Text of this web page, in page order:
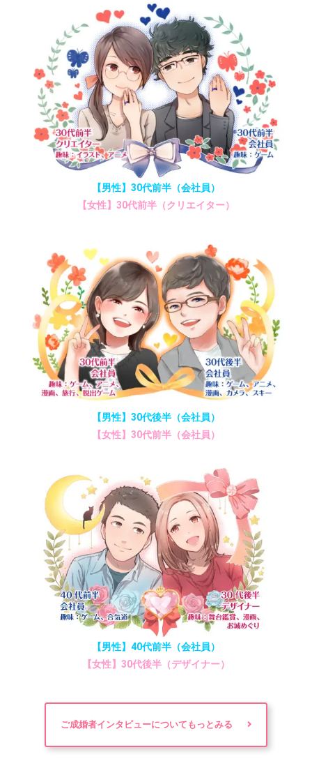
【男性】30代前半（会社員）
【女性】30代前半（クリエイター）
【男性】30代後半（会社員）
【女性】30代前半（会社員）
【男性】40代前半（会社員）
【女性】30代後半（デザイナー）
ご成婚者インタビューについてもっとみる